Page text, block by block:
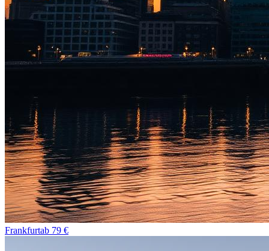
Frankfurtab 79 €